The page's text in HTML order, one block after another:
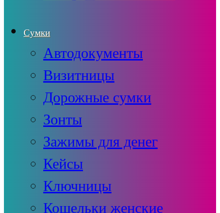
Сумки
Автодокументы
Визитницы
Дорожные сумки
Зонты
Зажимы для денег
Кейсы
Ключницы
Кошельки женские